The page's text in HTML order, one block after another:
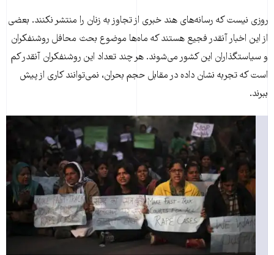
روزی نیست که رسانه‌های هند خبری از تجاوز به زنان را منتشر نکنند. بعضی
از این اخبار آنقدر فجیع هستند که ماه‌ها موضوع بحث محافل روشنفکران
و سیاستگذاران این کشور می‌شوند. هر چند تعداد این روشنفکران آنقدر کم
است که تجربه نشان داده در مقابل حجم بحران، نمی‌توانند کاری از پیش
ببرند.